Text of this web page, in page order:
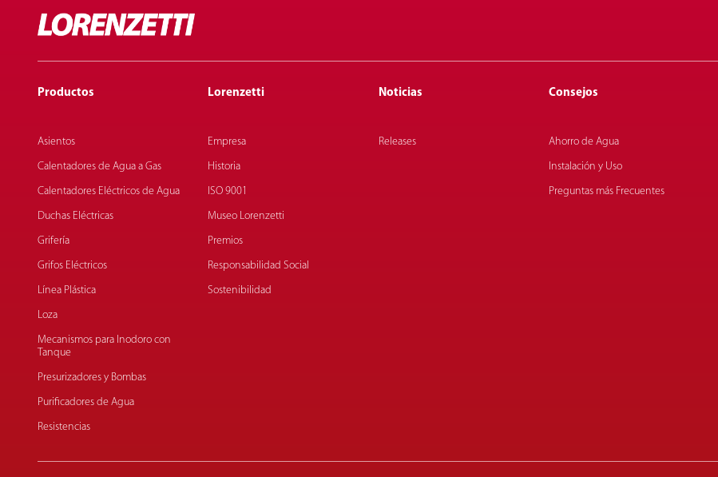
Productos
Asientos
Calentadores de Agua a Gas
Calentadores Eléctricos de Agua
Duchas Eléctricas
Grifería
Grifos Eléctricos
Línea Plástica
Loza
Mecanismos para Inodoro con
Tanque
Presurizadores y Bombas
Purificadores de Agua
Resistencias
Lorenzetti
Empresa
Historia
ISO 9001
Museo Lorenzetti
Premios
Responsabilidad Social
Sostenibilidad
Noticias
Releases
Consejos
Ahorro de Agua
Instalación y Uso
Preguntas más Frecuentes